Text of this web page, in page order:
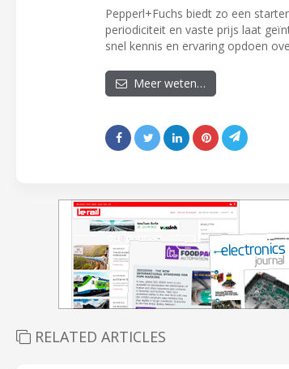
Pepperl+Fuchs biedt zo een
periodiciteit en vaste prijs laat
snel kennis en ervaring opdoen
Meer weten…
RELATED ARTICLES